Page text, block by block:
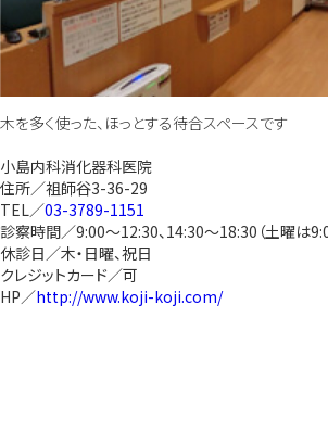
木を多く使った、ほっとする待合スペースです
小島内科消化器科医院
住所／祖師谷3-36-29
TEL／03-3789-1151
診察時間／9:00～12:30、14:30～18:30（土曜は
休診日／木・日曜、祝日
クレジットカード／可
HP／http://www.koji-koji.com/